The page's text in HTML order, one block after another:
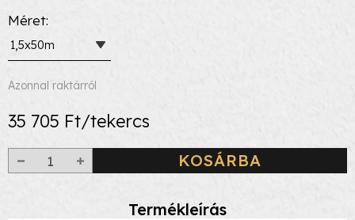
Méret
1,5x50m
Azonnal raktárról
35 705 Ft/tekercs
KOSÁRBA
Termékleírás